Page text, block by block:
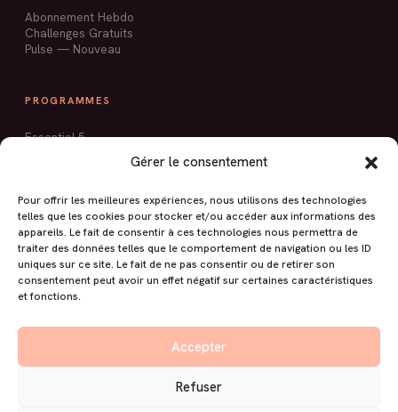
Gérer le consentement
Pour offrir les meilleures expériences, nous utilisons des technologies
telles que les cookies pour stocker et/ou accéder aux informations des
appareils. Le fait de consentir à ces technologies nous permettra de
traiter des données telles que le comportement de navigation ou les ID
uniques sur ce site. Le fait de ne pas consentir ou de retirer son
consentement peut avoir un effet négatif sur certaines caractéristiques
et fonctions.
Accepter
Refuser
Abonnement Hebdo
Challenges Gratuits
Pulse — Nouveau
PROGRAMMES
Essentiel 5
Stop Mal de Dos
Silhouette Tonique
À PROPOS
Livre Pilates au Mur